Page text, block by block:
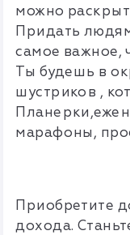
можно
Придать
самое важное,
Ты будешь в
шустриков ,
марафоны,
Приобретите
дохода.